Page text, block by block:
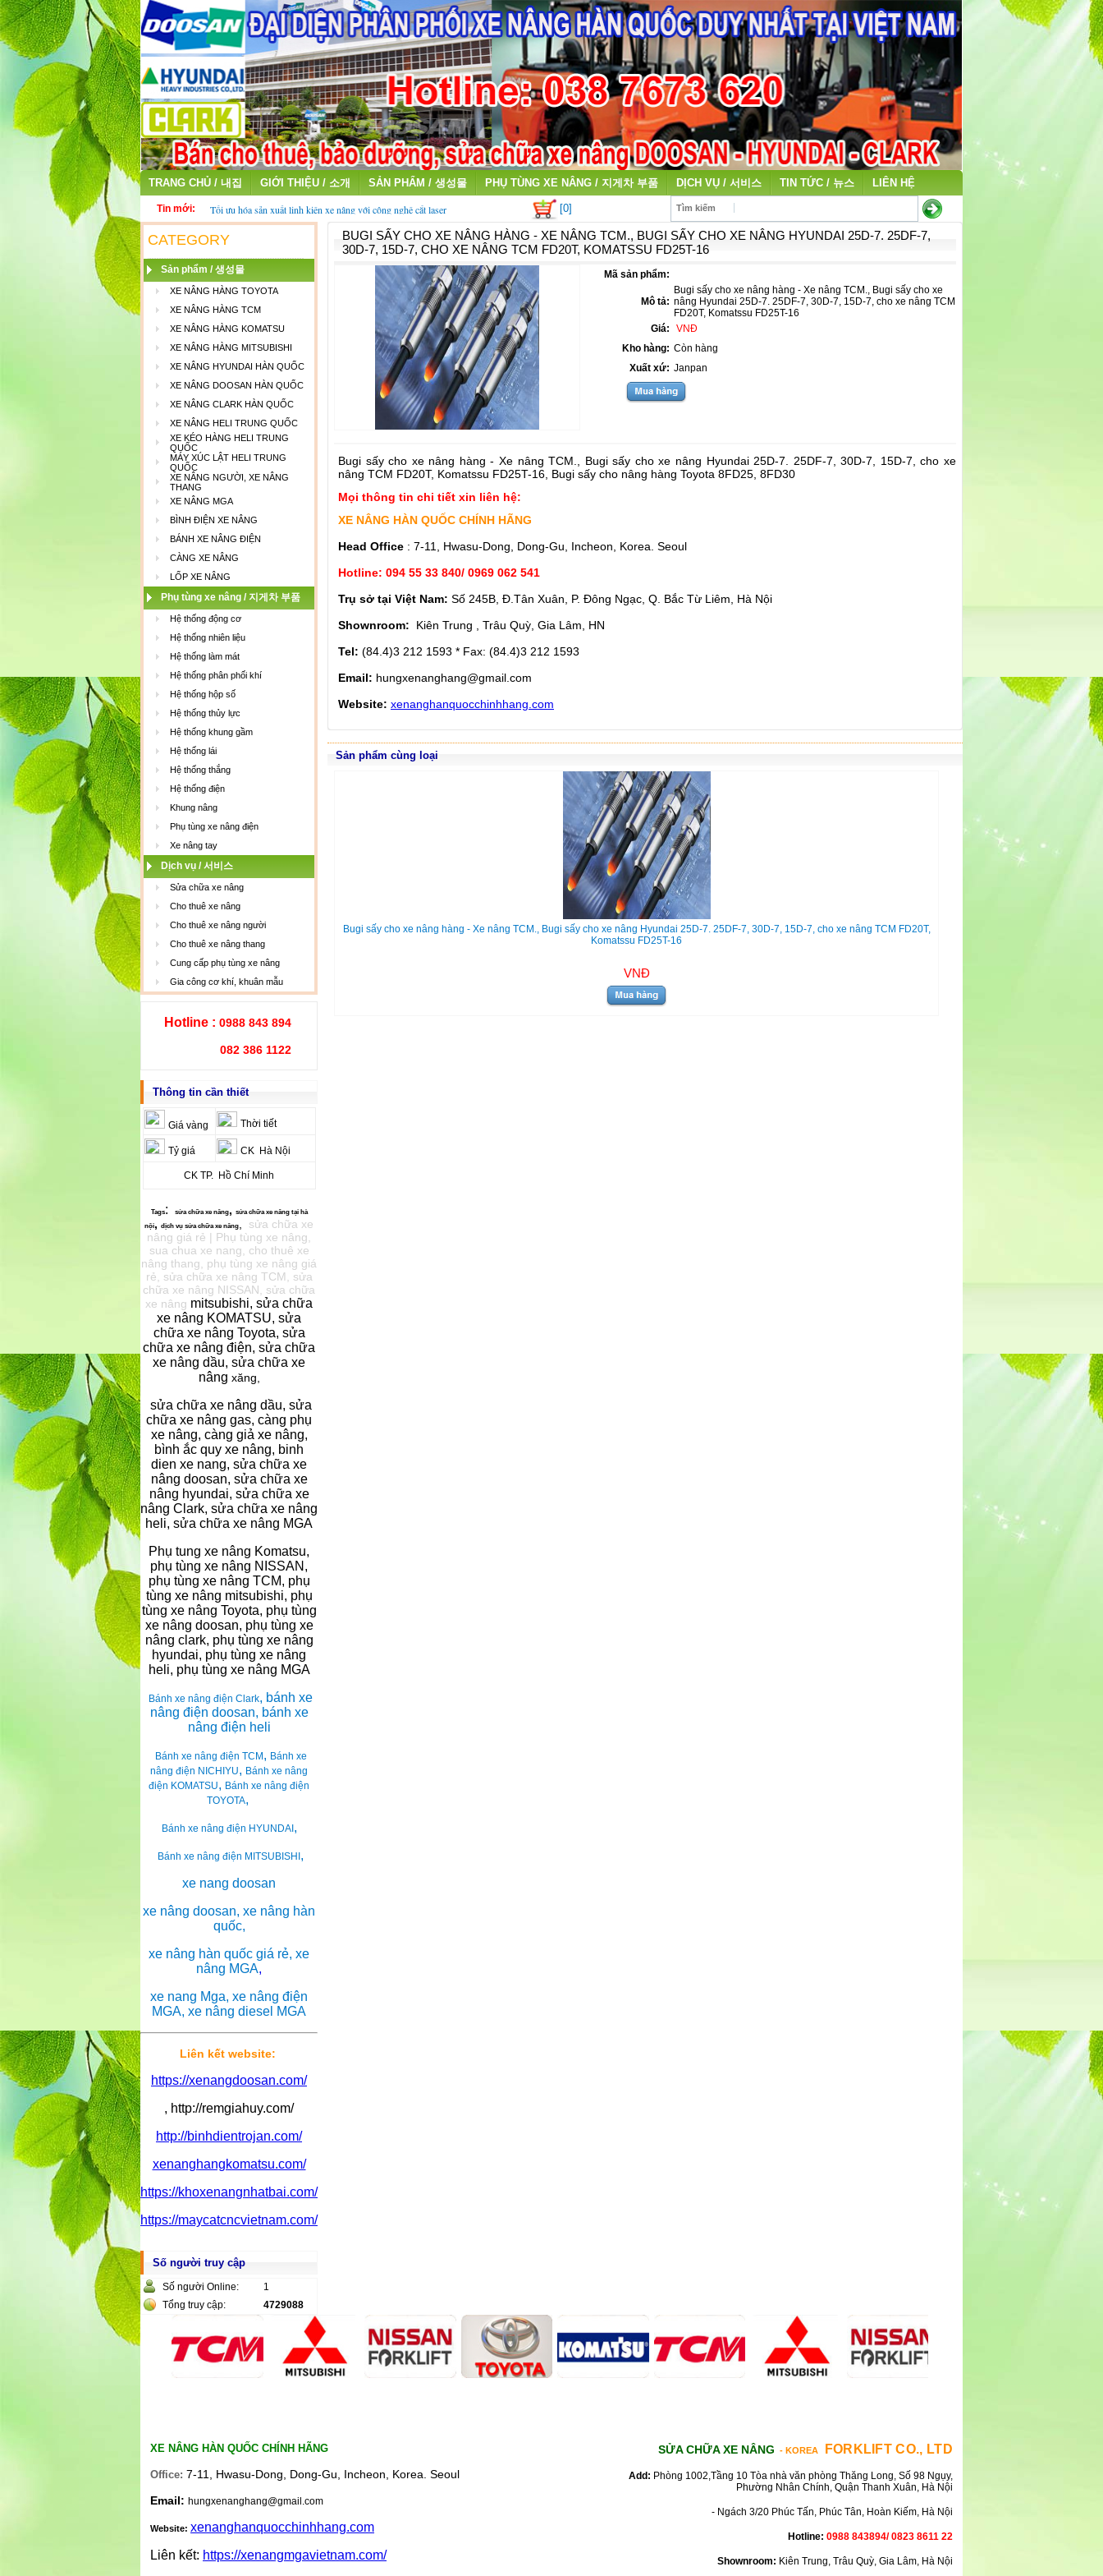
TRANG CHỦ / 내집 GIỚI THIỆU / 소개 SẢN PHẨM / 생성물 PHỤ TÙNG XE NÂNG / 지게차 부품 DỊCH VỤ / 서비스 TIN TỨC / 뉴스 LIÊN HỆ
Tin mới:
Tối ưu hóa sản xuất linh kiện xe nâng với công nghệ cắt laser
fiber
Thu mua ắc quy cũ - ắc quy xe nâng đã qua sử dụng giá cao
[0] Tìm kiếm
CATEGORY
Sản phẩm / 생성물
XE NÂNG HÀNG TOYOTA
XE NÂNG HÀNG TCM
XE NÂNG HÀNG KOMATSU
XE NÂNG HÀNG MITSUBISHI
XE NÂNG HYUNDAI HÀN QUỐC
XE NÂNG DOOSAN HÀN QUỐC
XE NÂNG CLARK HÀN QUỐC
XE NÂNG HELI TRUNG QUỐC
XE KÉO HÀNG HELI TRUNG
QUỐC
MÁY XÚC LẬT HELI TRUNG
QUỐC
XE NÂNG NGƯỜI, XE NÂNG
THANG
XE NÂNG MGA
BÌNH ĐIỆN XE NÂNG
BÁNH XE NÂNG ĐIỆN
CÀNG XE NÂNG
LỐP XE NÂNG
Phụ tùng xe nâng / 지게차 부품
Hệ thống động cơ
Hệ thống nhiên liệu
Hệ thống làm mát
Hệ thống phân phối khí
Hệ thống hộp số
Hệ thống thủy lực
Hệ thống khung gầm
Hệ thống lái
Hệ thống thắng
Hệ thống điện
Khung nâng
Phụ tùng xe nâng điện
Xe nâng tay
Dịch vụ / 서비스
Sửa chữa xe nâng
Cho thuê xe nâng
Cho thuê xe nâng người
Cho thuê xe nâng thang
Cung cấp phụ tùng xe nâng
Gia công cơ khí, khuân mẫu
Hotline : 0988 843 894
082 386 1122
Thông tin cần thiết
Giá vàng Thời tiết
Tỷ giá CK Hà Nội
CK TP. Hồ Chí Minh
Tags: sửa chữa xenâng, sửa chữa xe nângtại hà
nội, dịch vụ sửa chữa xe nâng
sửa chữa xe
nâng giá rẻ | Phụ tùng xe nâng,
sua chua xe nang, cho thuê xe
nâng thang, phụ tùng xe nâng giá
rẻ, sửa chữa xe nâng TCM, sửa
chữa xe nâng NISSAN, sửa chữa
xe nâng mitsubishi, sửa chữa
xe nâng KOMATSU, sửa
chữa xe nâng Toyota, sửa
chữa xe nâng điện, sửa chữa
xe nâng dầu, sửa chữa xe
nâng xăng,
sửa chữa xe nâng dầu, sửa
chữa xe nâng gas, càng phụ
xe nâng, càng giả xe nâng,
bình ắc quy xe nâng, binh
dien xe nang, sửa chữa xe
nâng doosan, sửa chữa xe
nâng hyundai, sửa chữa xe
nâng Clark, sửa chữa xe nâng
heli, sửa chữa xe nâng MGA
Phụ tung xe nâng Komatsu,
phụ tùng xe nâng NISSAN,
phụ tùng xe nâng TCM, phụ
tùng xe nâng mitsubishi, phụ
tùng xe nâng Toyota, phụ tùng
xe nâng doosan, phụ tùng xe
nâng clark, phụ tùng xe nâng
hyundai, phụ tùng xe nâng
heli, phụ tùng xe nâng MGA
Bánh xe nâng điện Clark, bánh xe
nâng điện doosan, bánh xe
nâng điện heli
Bánh xe nâng điện TCM , Bánh xe
nâng điện NICHIYU, Bánh xe nâng
điện KOMATSU, Bánh xe nâng điện
TOYOTA,
Bánh xe nâng điện HYUNDAI,
Bánh xe nâng điện MITSUBISHI ,
xe nang doosan
xe nâng doosan, xe nâng hàn
quốc,
xe nâng hàn quốc giá rẻ, xe
nâng MGA,
xe nang Mga, xe nâng điện
MGA, xe nâng diesel MGA
Liên kết website:
https://xenangdoosan.com/
, http://remgiahuy.com/
http://binhdientrojan.com/
xenanghangkomatsu.com/
https://khoxenangnhatbai.com/
https://maycatcncvietnam.com/
Số người truy cập
Số người Online:
1
Tổng truy cập:
4729088
BUGI SẤY CHO XE NÂNG HÀNG - XE NÂNG TCM., BUGI SẤY CHO XE NÂNG HYUNDAI 25D-7. 25DF-7,
30D-7, 15D-7, CHO XE NÂNG TCM FD20T, KOMATSSU FD25T-16
Mã sản phẩm:
Mô tả:
Bugi sấy cho xe nâng hàng - Xe nâng TCM., Bugi sấy cho xe
nâng Hyundai 25D-7. 25DF-7, 30D-7, 15D-7, cho xe nâng TCM
FD20T, Komatssu FD25T-16
Giá:
VNĐ
Kho hàng: Còn hàng
Xuất xứ: Janpan
Bugi sấy cho xe nâng hàng - Xe nâng TCM., Bugi sấy cho xe nâng Hyundai 25D-7. 25DF-7, 30D-7, 15D-7, cho xe
nâng TCM FD20T, Komatssu FD25T-16, Bugi sấy cho nâng hàng Toyota 8FD25, 8FD30
Mọi thông tin chi tiết xin liên hệ:
XE NÂNG HÀN QUỐC CHÍNH HÃNG
Head Office : 7-11, Hwasu-Dong, Dong-Gu, Incheon, Korea. Seoul
Hotline: 094 55 33 840/ 0969 062 541
Trụ sở tại Việt Nam: Số 245B, Đ.Tân Xuân, P. Đông Ngạc, Q. Bắc Từ Liêm, Hà Nội
Shownroom: Kiên Trung , Trâu Quỳ, Gia Lâm, HN
Tel: (84.4)3 212 1593 * Fax: (84.4)3 212 1593
Email: hungxenanghang@gmail.com
Website: xenanghanquocchinhhang.com
Sản phẩm cùng loại
Bugi sấy cho xe nâng hàng - Xe nâng TCM., Bugi sấy cho xe nâng Hyundai 25D-7. 25DF-7, 30D-7, 15D-7, cho xe nâng TCM FD20T,
Komatssu FD25T-16
VNĐ
XE NÂNG HÀN QUỐC CHÍNH HÃNG
Office: 7-11, Hwasu-Dong, Dong-Gu, Incheon, Korea. Seoul
Email: hungxenanghang@gmail.com
Website: xenanghanquocchinhhang.com
Liên kết: https://xenangmgavietnam.com/
SỬA CHỮA XE NÂNG - KOREA FORKLIFT CO., LTD
Add: Phòng 1002,Tầng 10 Tòa nhà văn phòng Thăng Long, Số 98 Ngụy,
Phường Nhân Chính, Quận Thanh Xuân, Hà Nội
- Ngách 3/20 Phúc Tấn, Phúc Tân, Hoàn Kiếm, Hà Nội
Hotline: 0988 843894/ 0823 8611 22
Shownroom: Kiên Trung, Trâu Quỳ, Gia Lâm, Hà Nội